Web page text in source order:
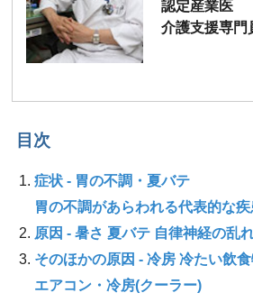
認定産業医
介護支援専門
目次
症状 - 胃の不調・夏バテ
胃の不調があらわれる代表的な
原因 - 暑さ 夏バテ 自律神経の乱
そのほかの原因 - 冷房 冷たい飲
エアコン・冷房(クーラー)